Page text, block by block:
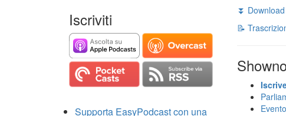
Iscriviti
Supporta EasyPodcast con una
⏬
📝